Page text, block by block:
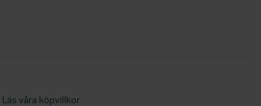
Läs våra köpvillkor